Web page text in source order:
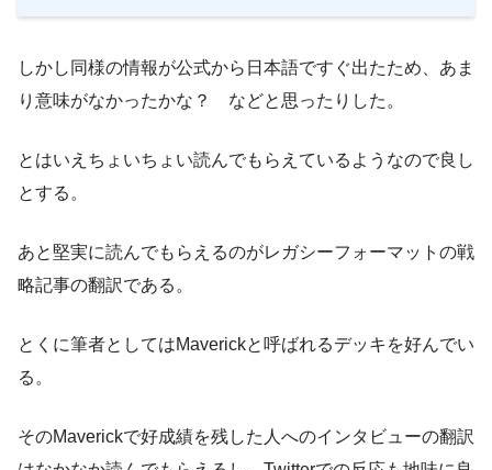
しかし同様の情報が公式から日本語ですぐ出たため、あま
り意味がなかったかな？ などと思ったりした。
とはいえちょいちょい読んでもらえているようなので良し
とする。
あと堅実に読んでもらえるのがレガシーフォーマットの戦
略記事の翻訳である。
とくに筆者としてはMaverickと呼ばれるデッキを好んでい
る。
そのMaverickで好成績を残した人へのインタビューの翻訳